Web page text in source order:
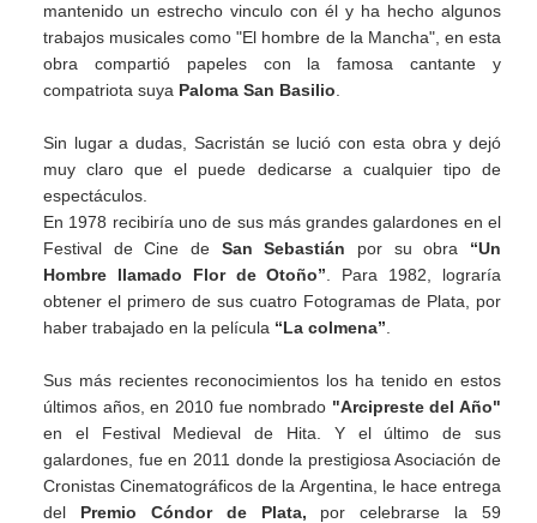
mantenido un estrecho vinculo con él y ha hecho algunos
trabajos musicales como "El hombre de la Mancha", en esta
obra compartió papeles con la famosa cantante y
compatriota suya Paloma San Basilio
Sin lugar a dudas, Sacristán se lució con esta obra y dejó
muy claro que el puede dedicarse a cualquier tipo de
espectáculos.
En 1978 recibiría uno de sus más grandes galardones en el
Festival de Cine de San Sebastián por su obra “Un
Hombre llamado Flor de Otoño” . Para 1982, lograría
obtener el primero de sus cuatro Fotogramas de Plata, por
haber trabajado en la película “La colmena”
Sus más recientes reconocimientos los ha tenido en estos
últimos años, en 2010 fue nombrado "Arcipreste del Año"
en el Festival Medieval de Hita. Y el último de sus
galardones, fue en 2011 donde la prestigiosa Asociación de
Cronistas Cinematográficos de la Argentina, le hace entrega
del Premio Cóndor de Plata, por celebrarse la 59